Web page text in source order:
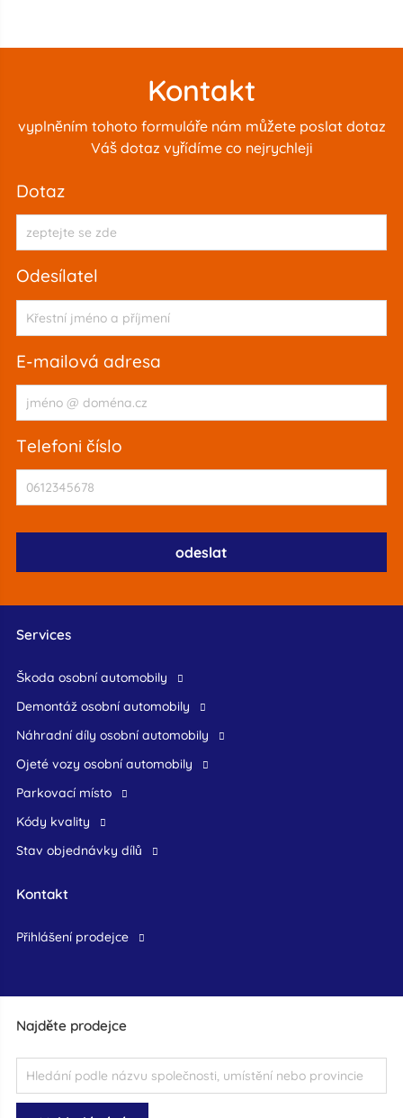
Kontakt
vyplnĕním tohoto formuláře nám můžete poslat dotaz
Váš dotaz vyřídíme co nejrychleji
dotaz
odesílatel
e-mailová adresa
telefoni číslo
Najděte prodejce
Services
škoda osobní automobily
demontáž osobní automobily
náhradní díly osobní automobily
ojeté vozy osobní automobily
Parkovací místo
Kódy kvality
Stav objednávky dílů
Kontakt
přihlášení prodejce